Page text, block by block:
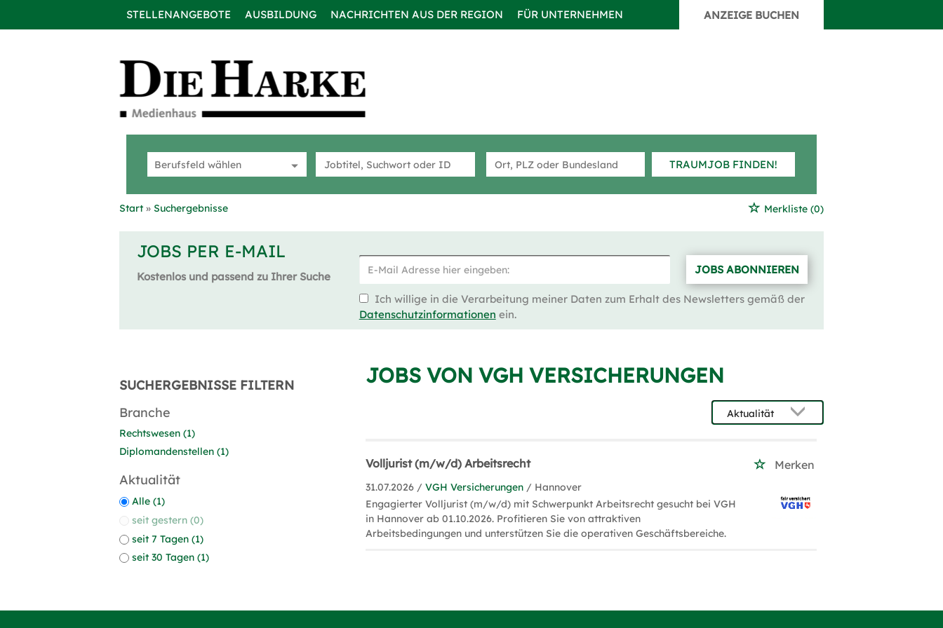
STELLENANGEBOTE AUSBILDUNG NACHRICHTEN AUS DER REGION FÜR UNTERNEHMEN ANZEIGE BUCHEN
TRAUMJOB FINDEN!
Start Suchergebnisse Merkliste (0)
JOBS PER E-MAIL
Kostenlos und passend zu Ihrer Suche
JOBS ABONNIEREN
Ich willige in die Verarbeitung meiner Daten zum Erhalt des Newsletters gemäß der
Datenschutzinformationen ein.
SUCHERGEBNISSE FILTERN
Branche
Rechtswesen (1)
Diplomandenstellen (1)
Aktualität
Alle (1)
seit gestern (0)
seit 7 Tagen (1)
seit 30 Tagen (1)
JOBS VON VGH VERSICHERUNGEN
Volljurist (m/w/d) Arbeitsrecht Merken
31.07.2026 /VGH Versicherungen / Hannover
Engagierter Volljurist (m/w/d) mit Schwerpunkt Arbeitsrecht gesucht bei VGH
in Hannover ab 01.10.2026. Profitieren Sie von attraktiven
Arbeitsbedingungen und unterstützen Sie die operativen Geschäftsbereiche.